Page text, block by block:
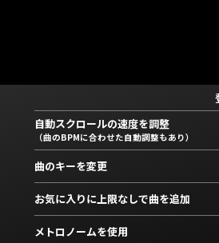
自動スクロールの速度を調整
（曲のBPMに合わせた自動調整もあり）
曲のキーを変更
お気に入りに上限なしで曲を追加
メトロノームを使用